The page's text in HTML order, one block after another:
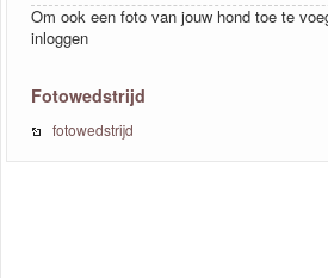
Om ook een foto van jouw hond toe te
inloggen
Fotowedstrijd
fotowedstrijd